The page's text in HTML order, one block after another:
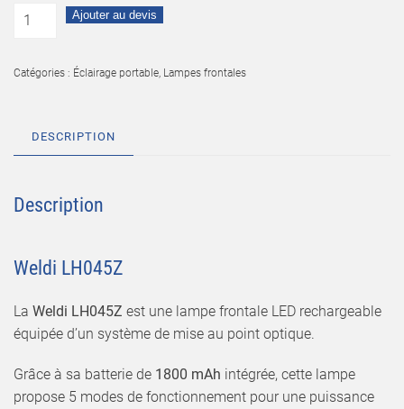
Ajouter au devis
Catégories : Éclairage portable, Lampes frontales
DESCRIPTION
Description
Weldi LH045Z
La Weldi LH045Z est une lampe frontale LED rechargeable
équipée d’un système de mise au point optique.
Grâce à sa batterie de 1800 mAh intégrée, cette lampe
propose 5 modes de fonctionnement pour une puissance